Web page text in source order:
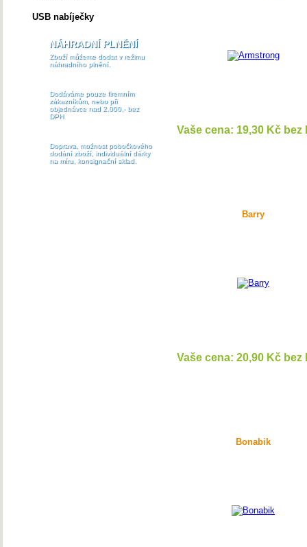
USB nabíječky
NÁHRADNÍ PLNĚNÍ
Zboží můžeme dodat v režimu
náhradního plnění.
Dodáváme pouze firemním
zákazníkům, nebo při
objednávce nad 2.000,- bez
DPH
Doprava, možnost pobočkového
dodání zboží, individuální dárky
na míru, konsignační sklad.
Vaše cena: 19,30 Kč bez
Barry
Vaše cena: 20,90 Kč bez
Bonabik